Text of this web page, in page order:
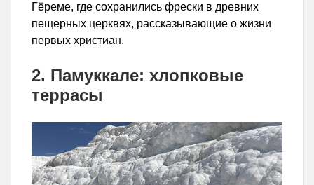
Гёреме, где сохранились фрески в древних
пещерных церквях, рассказывающие о жизни
первых христиан.
2. Памуккале: хлопковые
террасы